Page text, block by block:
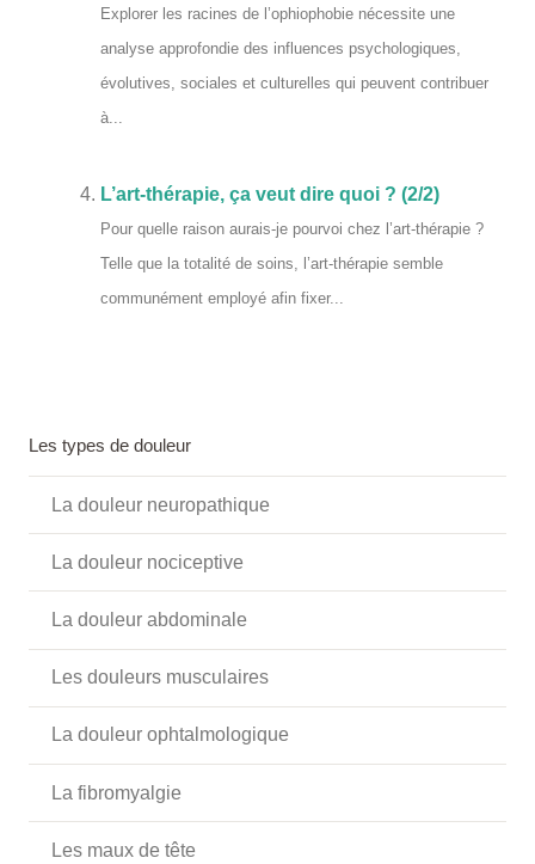
Explorer les racines de l’ophiophobie nécessite une
analyse approfondie des influences psychologiques,
évolutives, sociales et culturelles qui peuvent contribuer
à...
L’art-thérapie, ça veut dire quoi ? (2/2)
Pour quelle raison aurais-je pourvoi chez l’art-thérapie ?
Telle que la totalité de soins, l’art-thérapie semble
communément employé afin fixer...
Les types de douleur
La douleur neuropathique
La douleur nociceptive
La douleur abdominale
Les douleurs musculaires
La douleur ophtalmologique
La fibromyalgie
Les maux de tête